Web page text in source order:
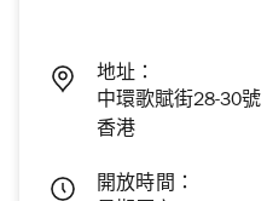
地址：
中環歌賦街28-30號
香港
開放時間：